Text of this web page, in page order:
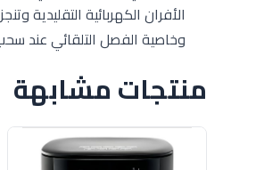
الأفران الكهربائية التقليدية
وخاصية الفصل التلقائي عند
منتجات مشابهة